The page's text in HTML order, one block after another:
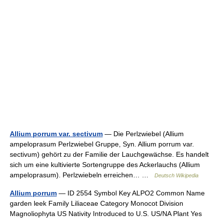
Allium porrum var. sectivum — Die Perlzwiebel (Allium
ampeloprasum Perlzwiebel Gruppe, Syn. Allium porrum var.
sectivum) gehört zu der Familie der Lauchgewächse. Es handelt
sich um eine kultivierte Sortengruppe des Ackerlauchs (Allium
ampeloprasum). Perlzwiebeln erreichen… …
Deutsch Wikipedia
Allium porrum — ID 2554 Symbol Key ALPO2 Common Name
garden leek Family Liliaceae Category Monocot Division
Magnoliophyta US Nativity Introduced to U.S. US/NA Plant Yes